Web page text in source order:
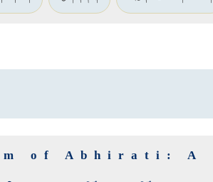
of Abhirati: A